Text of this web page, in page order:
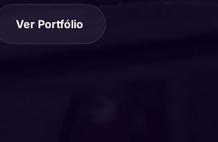
Ver Portfólio